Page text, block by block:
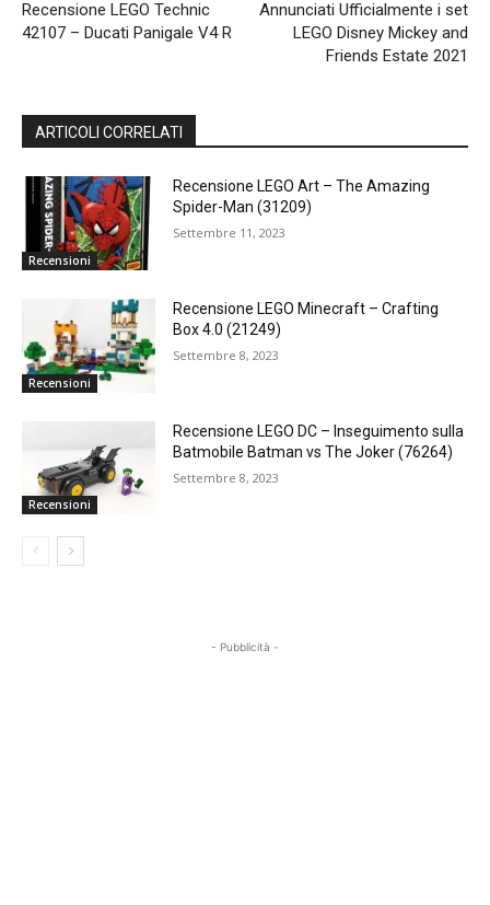
Recensione LEGO Technic
42107 – Ducati Panigale V4 R
Annunciati Ufficialmente i set
LEGO Disney Mickey and
Friends Estate 2021
ARTICOLI CORRELATI
Recensioni
Recensione LEGO Art – The Amazing
Spider-Man (31209)
Settembre 11, 2023
Recensioni
Recensione LEGO Minecraft – Crafting
Box 4.0 (21249)
Settembre 8, 2023
Recensioni
Recensione LEGO DC – Inseguimento sulla
Batmobile Batman vs The Joker (76264)
Settembre 8, 2023
- Pubblicità -